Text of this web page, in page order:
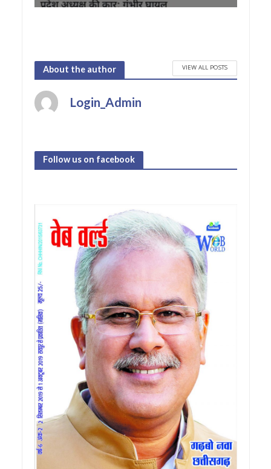
About the author VIEW ALL POSTS
Login_Admin
Follow us on facebook